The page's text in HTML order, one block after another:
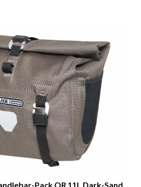
Pack QR 11L Dark-Sand